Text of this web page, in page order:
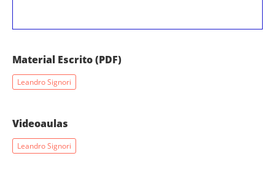
Material Escrito (PDF)
Leandro Signori
Videoaulas
Leandro Signori